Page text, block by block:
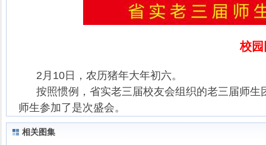
校
2月10日，农历猪年大年初六。
按照惯例，省实老三届校友会组织的老三届师生
师生参加了是次盛会。
相关图集